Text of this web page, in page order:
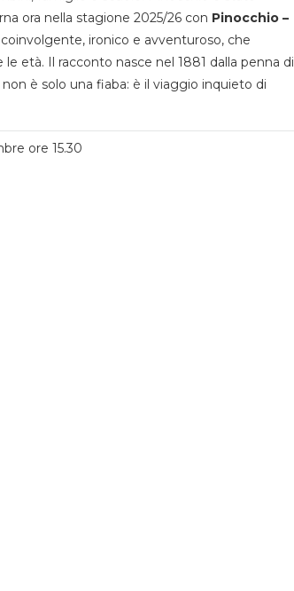
ora nella stagione 2025/26 con Pinocchio –
ironico e avventuroso, che
età. Il racconto nasce nel 1881 dalla penna di
è solo una fiaba: è il viaggio inquieto di
ore 15.30